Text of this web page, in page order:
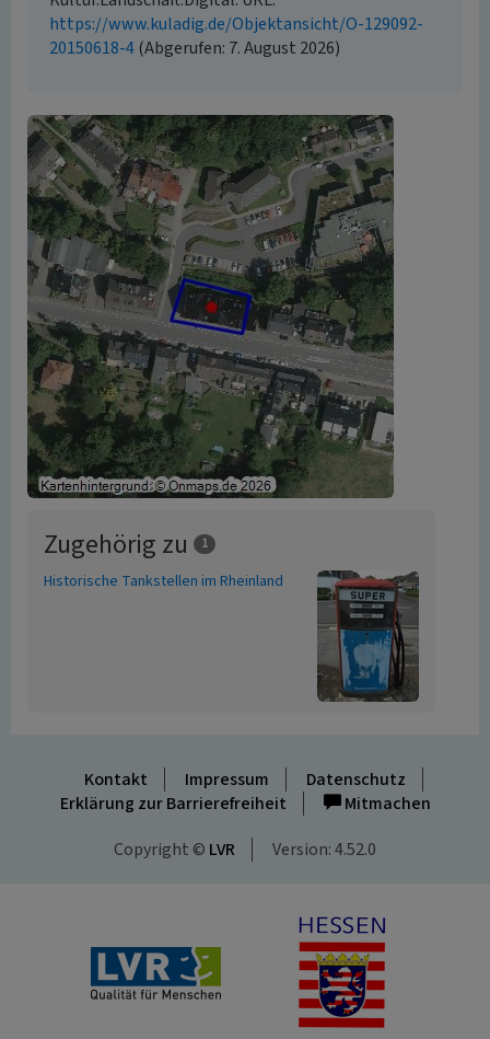
https://www.kuladig.de/Objektansicht/O-129092-
20150618-4(Abgerufen: 7. August 2026)
Zugehörig zu 1
Historische Tankstellen im Rheinland
Kontakt Impressum
Datenschutz
Erklärung zur Barrierefreiheit
Mitmachen
Copyright © LVR Version: 4.52.0